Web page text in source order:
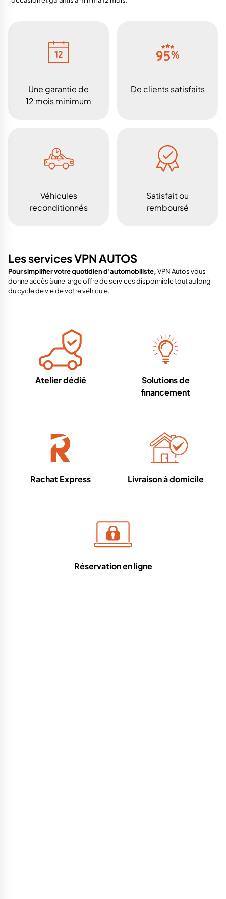
Une garantie de
12 mois minimum
De clients satisfaits
Véhicules
reconditionnés
Satisfait ou
remboursé
Les services VPN AUTOS
Pour simplifier votre quotidien d'automobiliste,VPN Autos vous
donne accès à une large offre de services disponnible tout au long
du cycle de vie de votre véhicule.
Atelier dédié
Solutions de
financement
Rachat Express Livraison à domicile
Réservation en ligne